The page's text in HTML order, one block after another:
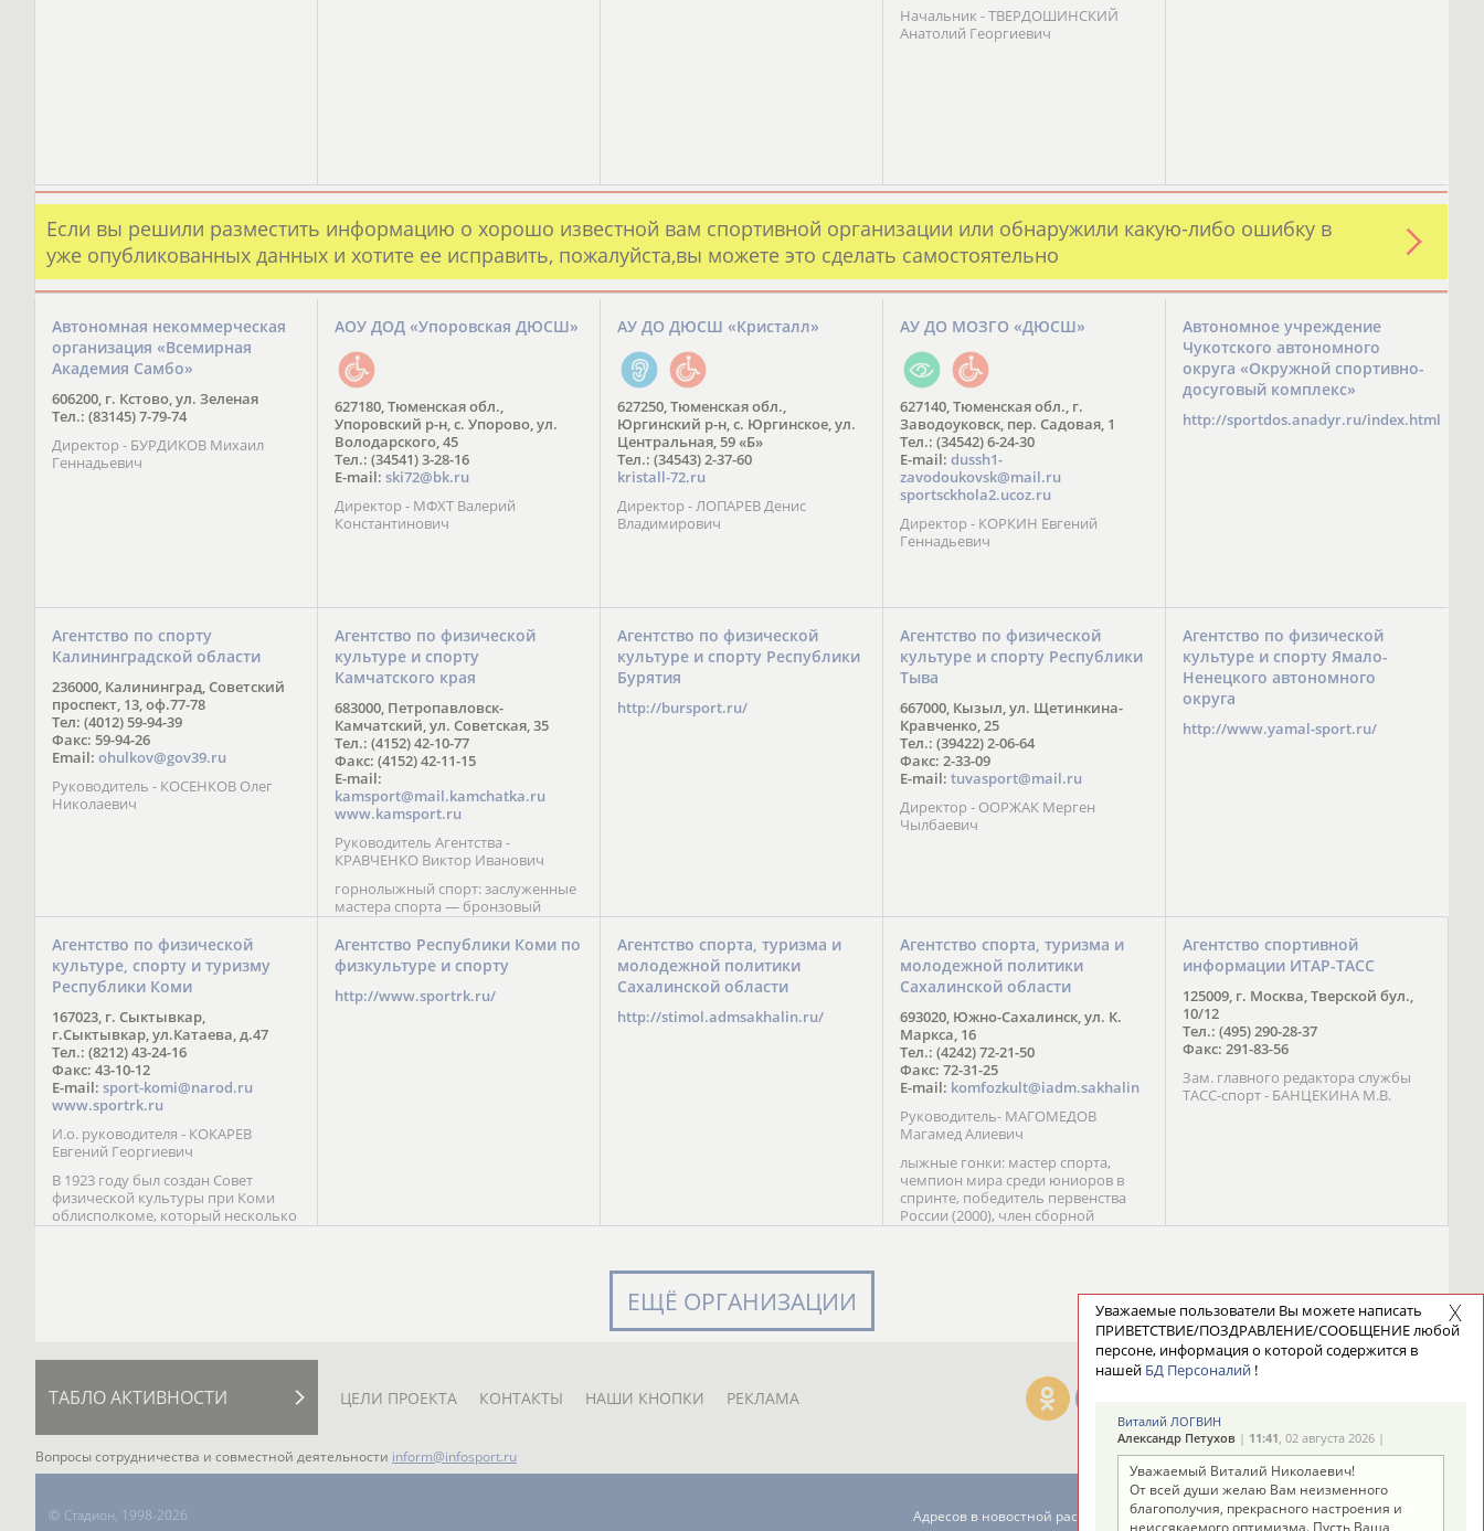
Начальник - ТВЕРДОШИНСКИЙ
Анатолий Георгиевич
Если вы решили разместить информацию о хорошо известной вам спортивной организации или обнаружили какую-либо ошибку в
уже опубликованных данных и хотите ее исправить, пожалуйста,вы можете это сделать самостоятельно
Автономная некоммерческая
организация «Всемирная
Академия Самбо»
606200, г. Кстово, ул. Зеленая
Тел.: (83145) 7-79-74
Директор - БУРДИКОВ Михаил
Геннадьевич
АОУ ДОД «Упоровская ДЮСШ»
627180, Тюменская обл.,
Упоровский р-н, с. Упорово, ул.
Володарского, 45
Тел.: (34541) 3-28-16
E-mail: ski72@bk.ru
Директор - МФХТ Валерий
Константинович
АУ ДО ДЮСШ «Кристалл»
627250, Тюменская обл.,
Юргинский р-н, с. Юргинское, ул.
Центральная, 59 «Б»
Тел.: (34543) 2-37-60
kristall-72.ru
Директор - ЛОПАРЕВ Денис
Владимирович
АУ ДО МОЗГО «ДЮСШ»
627140, Тюменская обл., г.
Заводоуковск, пер. Садовая, 1
Тел.: (34542) 6-24-30
​E-mail: dussh1-
zavodoukovsk@mail.ru
sportsckhola2.ucoz.ru
Директор - КОРКИН Евгений
Геннадьевич
Автономное учреждение
Чукотского автономного
округа «Окружной спортивно-
досуговый комплекс»
http://sportdos.anadyr.ru/index.html
Агентство по спорту
Калининградской области
236000, Калининград, Советский
проспект, 13, оф.77-78
Тел: (4012) 59-94-39
Факс: 59-94-26
Email: ohulkov@gov39.ru
Руководитель - КОСЕНКОВ Олег
Николаевич
Агентство по физической
культуре и спорту
Камчатского края
683000, Петропавловск-
Камчатский, ул. Советская, 35
Тел.: (4152) 42-10-77
Факс: (4152) 42-11-15
E-mail:
kamsport@mail.kamchatka.ru
www.kamsport.ru
Руководитель Агентства -
КРАВЧЕНКО Виктор Иванович
горнолыжный спорт: заслуженные
мастера спорта — бронзовый
призер Кубка мира (1997),
обладатель Кубка Европы (2002) В.
Зеленская; бронзовый призер
Паралимпийских игр в Солт-Лейк-
Сити (2002) А. Мошкин; мастер
Агентство по физической
культуре и спорту Республики
Бурятия
http://bursport.ru/
Агентство по физической
культуре и спорту Республики
Тыва
667000, Кызыл, ул. Щетинкина-
Кравченко, 25
Тел.: (39422) 2-06-64
Факс: 2-33-09
E-mail: tuvasport@mail.ru
Директор - ООРЖАК Мерген
Чылбаевич
Агентство по физической
культуре и спорту Ямало-
Ненецкого автономного
округа
http://www.yamal-sport.ru/
Агентство по физической
культуре, спорту и туризму
Республики Коми
167023, г. Сыктывкар,
г.Сыктывкар, ул.Катаева, д.47
Тел.: (8212) 43-24-16
Факс: 43-10-12
E-mail: sport-komi@narod.ru
www.sportrk.ru
И.о. руководителя - КОКАРЕВ
Евгений Георгиевич
В 1923 году был создан Совет
физической культуры при Коми
облисполкоме, который несколько
раз реорганизовывался; с 1994 года
Агентство Республики Коми по
физкультуре и спорту
http://www.sportrk.ru/
Агентство спорта, туризма и
молодежной политики
Сахалинской области
http://stimol.admsakhalin.ru/
Агентство спорта, туризма и
молодежной политики
Сахалинской области
693020, Южно-Сахалинск, ул. К.
Маркса, 16
Тел.: (4242) 72-21-50
Факс: 72-31-25
E-mail: komfozkult@iadm.sakhalin
Руководитель- МАГОМЕДОВ
Магамед Алиевич
лыжные гонки: мастер спорта,
чемпион мира среди юниоров в
спринте, победитель первенства
России (2000), член сборной
команды России С. Новиков;
Кубка России (1999) В. Разницын;
первенств России (1999, 2000), член
юниорской сборной команды
Агентство спортивной
информации ИТАР-ТАСС
125009, г. Москва, Тверской бул.,
10/12
Тел.: (495) 290-28-37
Факс: 291-83-56
Зам. главного редактора службы
ТАСС-спорт - БАНЦЕКИНА М.В.
ЕЩЁ ОРГАНИЗАЦИИ
ТАБЛО АКТИВНОСТИ ЦЕЛИ ПРОЕКТА КОНТАКТЫ НАШИ КНОПКИ РЕКЛАМА
Вопросы сотрудничества и совместной деятельности inform@infosport.ru
© Стадион, 1998-2026 Адресов в новостной рассылке: 996
Уважаемые пользователи Вы можете написать
ПРИВЕТСТВИЕ/ПОЗДРАВЛЕНИЕ/СООБЩЕНИЕ любой
персоне, информация о которой содержится в
нашей БД Персоналий !
Виталий ЛОГВИН
Александр Петухов | 11:41, 02 августа 2026 |
Уважаемый Виталий Николаевич!
От всей души желаю Вам неизменного
благополучия, прекрасного настроения и
неиссякаемого оптимизма. Пусть Ваша